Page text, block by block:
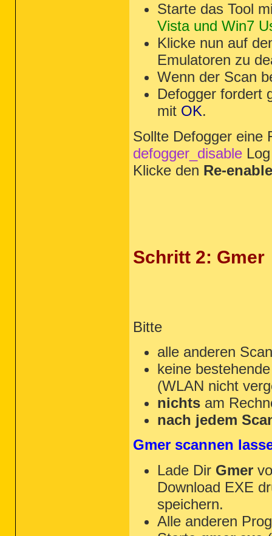
Starte das Tool
Vista und Win7
Klicke nun auf
Emulatoren zu
Wenn der Scan
Defogger fordert
mit OK.
Sollte Defogger eine
defogger_disable
Klicke den Re-enable
Schritt 2: Gmer
Bitte
alle anderen
keine
(WLAN nicht
nichts am
nach jedem
Gmer scannen
Lade Dir Gmer
Download EXE
speichern.
Alle anderen